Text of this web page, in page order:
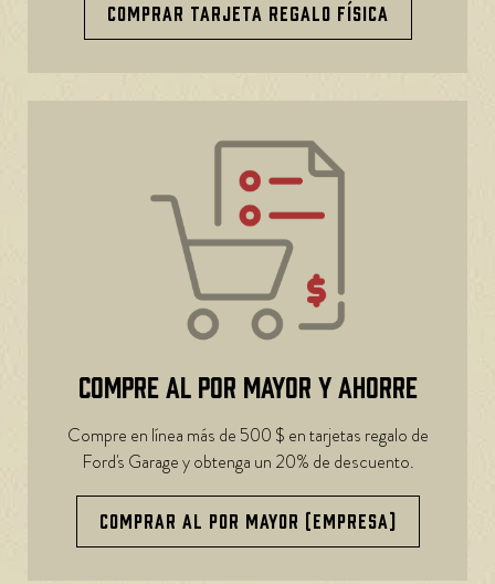
COMPRAR TARJETA REGALO FÍSICA
COMPRE AL POR MAYOR Y AHORRE
Compre en línea más de 500 $ en tarjetas regalo de
Ford's Garage y obtenga un 20% de descuento.
COMPRAR AL POR MAYOR (EMPRESA)